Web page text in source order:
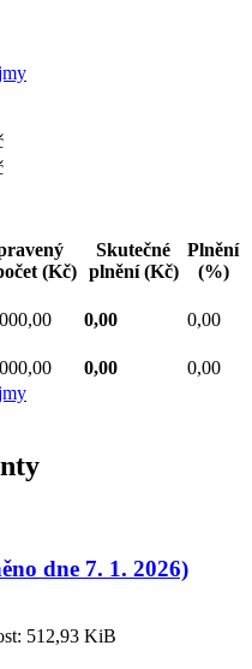
(Kč)
Skutečné
plnění(Kč)
Plnění
(%)
0,00 0,00
0,00
0,00
dne 7. 1. 2026)
512,93 KiB